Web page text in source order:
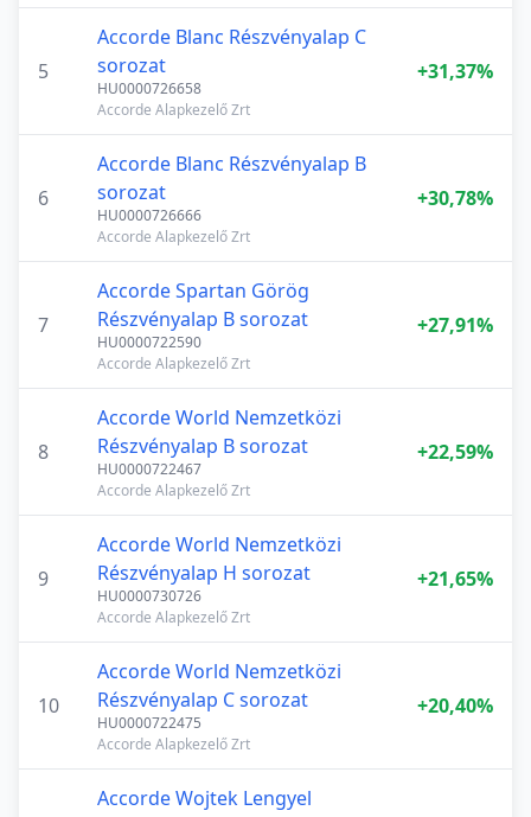
5
Accorde Blanc Részvényalap C
sorozat
HU0000726658
Accorde Alapkezelő Zrt
+31,37%
6
Accorde Blanc Részvényalap B
sorozat
HU0000726666
Accorde Alapkezelő Zrt
+30,78%
7
Accorde Spartan Görög
Részvényalap B sorozat
HU0000722590
Accorde Alapkezelő Zrt
+27,91%
8
Accorde World Nemzetközi
Részvényalap B sorozat
HU0000722467
Accorde Alapkezelő Zrt
+22,59%
9
Accorde World Nemzetközi
Részvényalap H sorozat
HU0000730726
Accorde Alapkezelő Zrt
+21,65%
10
Accorde World Nemzetközi
Részvényalap C sorozat
HU0000722475
Accorde Alapkezelő Zrt
+20,40%
Accorde Wojtek Lengyel